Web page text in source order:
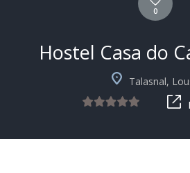
0
Hostel Casa do
Talasnal,